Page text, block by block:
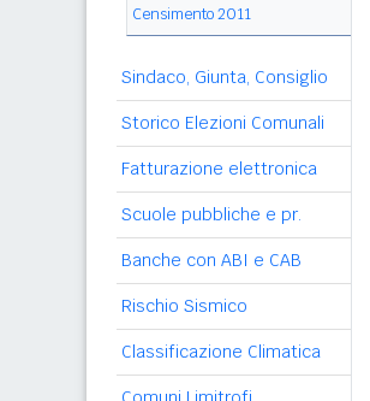
Censimento 2011
Sindaco, Giunta, Consiglio
Storico Elezioni Comunali
Fatturazione elettronica
Scuole pubbliche e pr.
Banche con ABI e CAB
Rischio Sismico
Classificazione Climatica